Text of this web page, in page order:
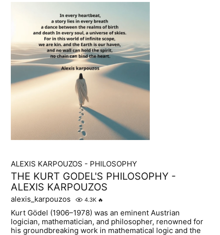
ALEXIS KARPOUZOS - PHILOSOPHY
THE KURT GODEL'S PHILOSOPHY -
ALEXIS KARPOUZOS
alexis_karpouzos 4.3K 🔥
Kurt Gödel (1906–1978) was an eminent Austrian
logician, mathematician, and philosopher, renowned for
his groundbreaking work in mathematical logic and the